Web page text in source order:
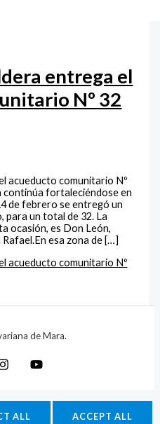
entrega el
Nº 32
acueducto comunitario Nº
continúa fortaleciéndose en
de febrero se entregó un
para un total de 32. La
ocasión, es Don León,
esa zona de […]
acueducto comunitario Nº
de Mara.
ALL ACCEPT ALL